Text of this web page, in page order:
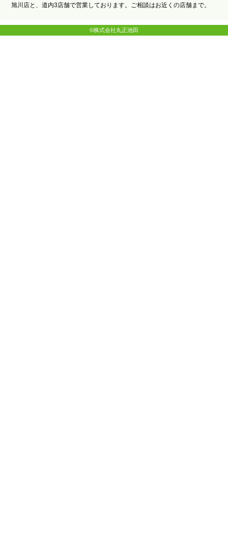
旭川店と、道内3店舗で営業しております。ご相談はお近くの店舗まで。
©株式会社丸正池田